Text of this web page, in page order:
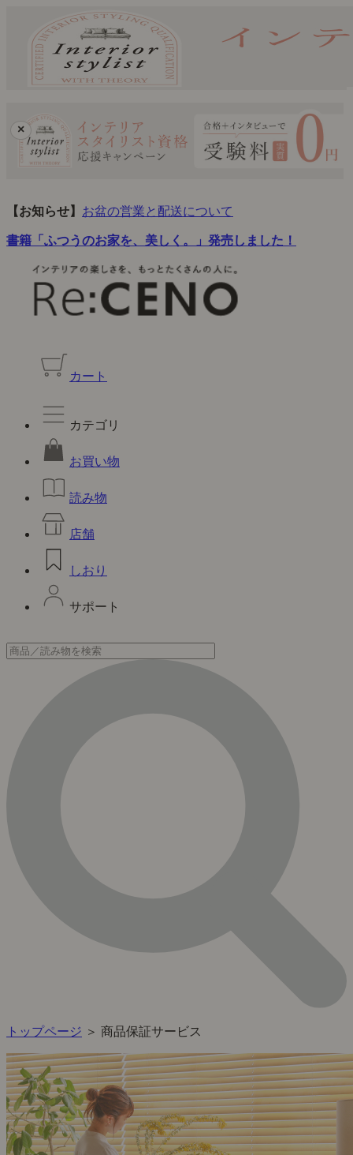
×
【お知らせ】 お盆の営業と配送について
書籍「ふつうのお家を、美しく。」発売しました！
カート
カテゴリ
お買い物
読み物
店舗
しおり
サポート
トップページ ＞ 商品保証サービス